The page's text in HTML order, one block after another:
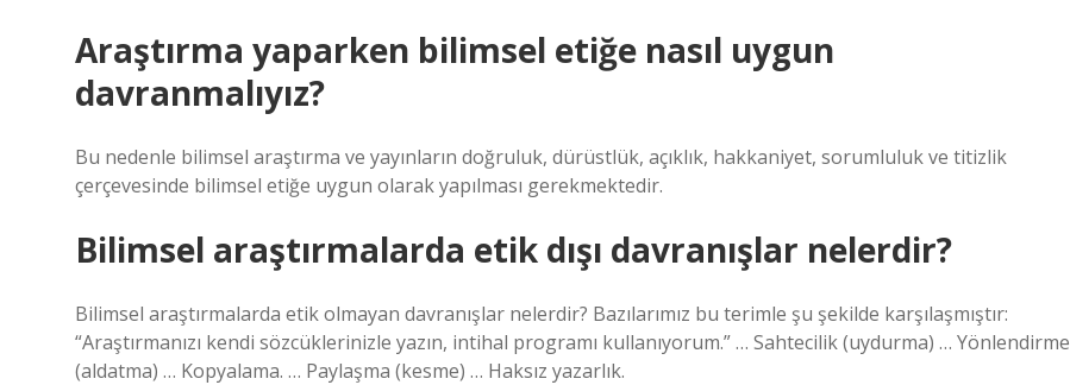
Araştırma yaparken bilimsel etiğe nasıl uygun
davranmalıyız?
Bu nedenle bilimsel araştırma ve yayınların doğruluk, dürüstlük, açıklık, hakkaniyet, sorumluluk ve titizlik
çerçevesinde bilimsel etiğe uygun olarak yapılması gerekmektedir.
Bilimsel araştırmalarda etik dışı davranışlar nelerdir?
Bilimsel araştırmalarda etik olmayan davranışlar nelerdir? Bazılarımız bu terimle şu şekilde karşılaşmıştır:
“Araştırmanızı kendi sözcüklerinizle yazın, intihal programı kullanıyorum.” … Sahtecilik (uydurma) … Yönlendirme
(aldatma) … Kopyalama. … Paylaşma (kesme) … Haksız yazarlık.